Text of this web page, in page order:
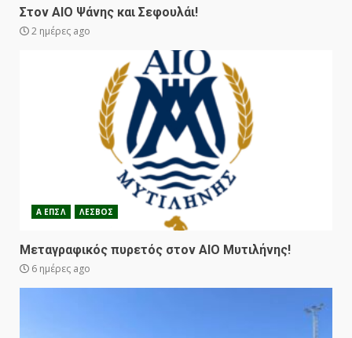
Στον ΑΙΟ Ψάνης και Σεφουλάι!
2 ημέρες ago
Α ΕΠΣΛ ΛΕΣΒΟΣ
Μεταγραφικός πυρετός στον ΑΙΟ Μυτιλήνης!
6 ημέρες ago